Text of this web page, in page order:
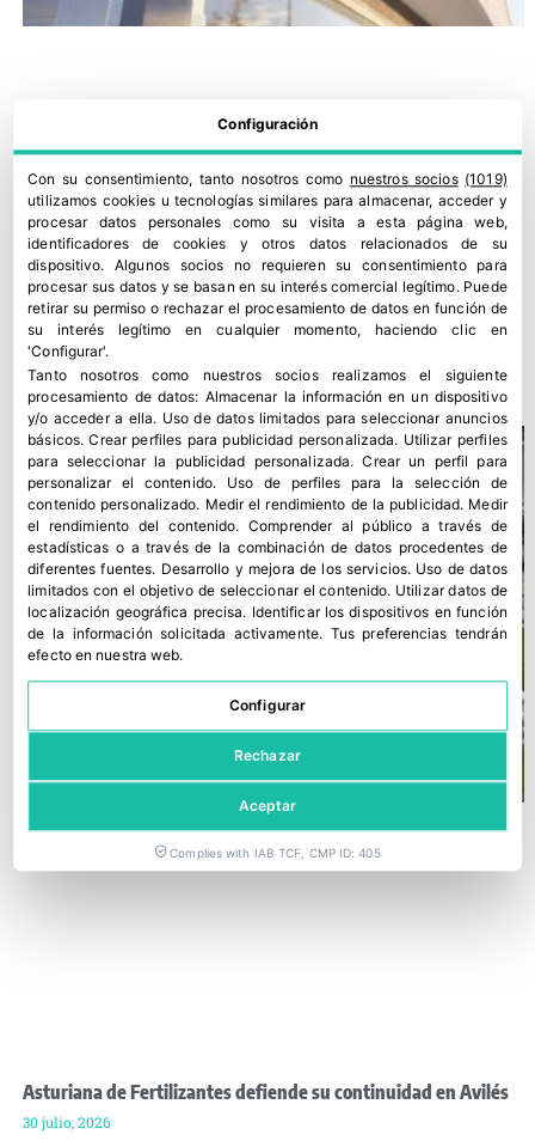
Dia España acelera su crecimiento y gana cuota en el primer
semestre
30 julio, 2026
Asturiana de Fertilizantes defiende su continuidad en Avilés
30 julio, 2026
Configuración
Con su consentimiento, tanto nosotros como nuestros socios (1019)
utilizamos cookies u tecnologías similares para almacenar, acceder y
procesar datos personales como su visita a esta página web,
identificadores de cookies y otros datos relacionados de su
dispositivo. Algunos socios no requieren su consentimiento para
procesar sus datos y se basan en su interés comercial legítimo. Puede
retirar su permiso o rechazar el procesamiento de datos en función de
su interés legítimo en cualquier momento, haciendo clic en
'Configurar'.
Tanto nosotros como nuestros socios realizamos el siguiente
procesamiento de datos: Almacenar la información en un dispositivo
y/o acceder a ella. Uso de datos limitados para seleccionar anuncios
básicos.Crear perfiles para publicidad personalizada. Utilizar perfiles
para seleccionar la publicidad personalizada.Crear un perfil para
personalizar el contenido. Uso de perfiles para la selección de
contenido personalizado. Medir el rendimiento de la publicidad. Medir
el rendimiento del contenido.Comprender al público a través de
estadísticas o a través de la combinación de datos procedentes de
diferentes fuentes. Desarrollo y mejora de los servicios. Uso de datos
limitados con el objetivo de seleccionar el contenido. Utilizar datos de
localización geográfica precisa. Identificar los dispositivos en función
de la información solicitada activamente. Tus preferencias tendrán
efecto en nuestra web.
Configurar
Rechazar
Aceptar
Complies with IAB TCF, CMP ID: 405